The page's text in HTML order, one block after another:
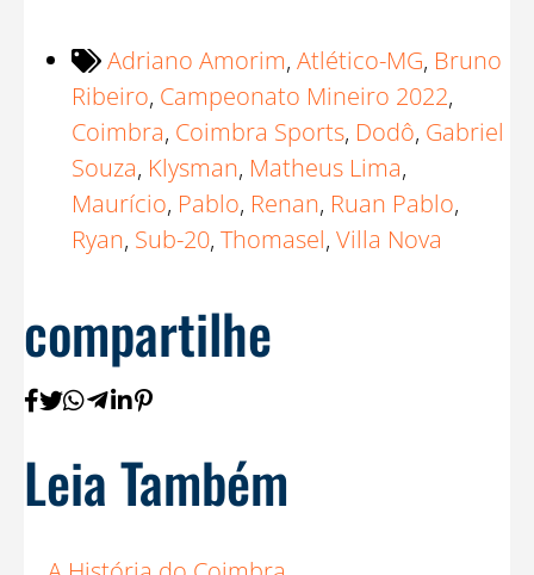
Adriano Amorim, Atlético-MG, Bruno
Ribeiro, Campeonato Mineiro 2022,
Coimbra, Coimbra Sports, Dodô, Gabriel
Souza, Klysman, Matheus Lima,
Maurício, Pablo, Renan, Ruan Pablo,
Ryan, Sub-20, Thomasel, Villa Nova
compartilhe
Leia Também